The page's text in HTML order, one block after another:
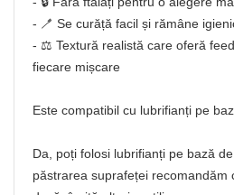
- 🪥 Se curăță facil și rămâne
- ⚖️ Textură realistă care oferă
fiecare mișcare
Este compatibil cu lubrifianți pe
Da, poți folosi lubrifianți pe bază
păstrarea suprafeței recomandăm